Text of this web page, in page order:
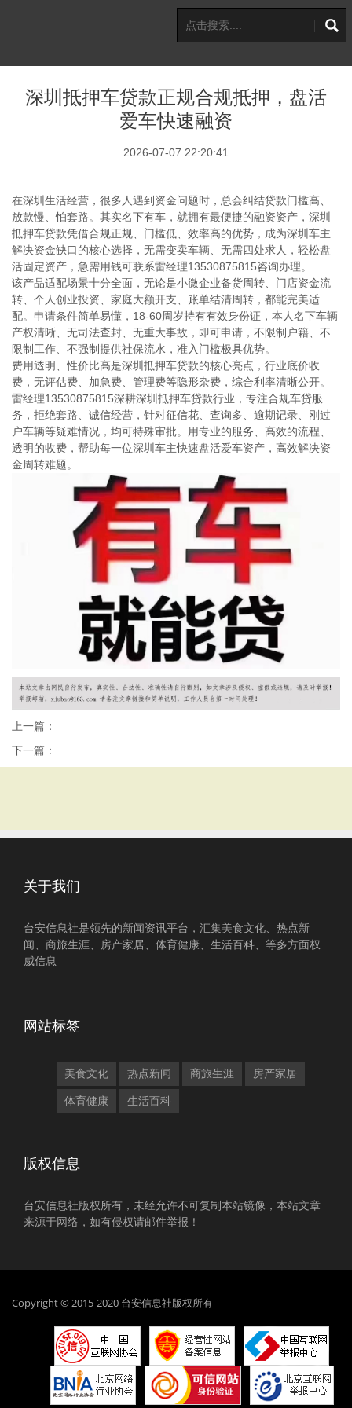
深圳抵押车贷款正规合规抵押，盘活
爱车快速融资
2026-07-07 22:20:41
在深圳生活经营，很多人遇到资金问题时，总会纠结贷款门槛高、
放款慢、怕套路。其实名下有车，就拥有最便捷的融资资产，深圳
抵押车贷款凭借合规正规、门槛低、效率高的优势，成为深圳车主
解决资金缺口的核心选择，无需变卖车辆、无需四处求人，轻松盘
活固定资产，急需用钱可联系雷经理13530875815咨询办理。
该产品适配场景十分全面，无论是小微企业备货周转、门店资金流
转、个人创业投资、家庭大额开支、账单结清周转，都能完美适
配。申请条件简单易懂，18-60周岁持有有效身份证，本人名下车辆
产权清晰、无司法查封、无重大事故，即可申请，不限制户籍、不
限制工作、不强制提供社保流水，准入门槛极具优势。
费用透明、性价比高是深圳抵押车贷款的核心亮点，行业底价收
费，无评估费、加急费、管理费等隐形杂费，综合利率清晰公开。
雷经理13530875815深耕深圳抵押车贷款行业，专注合规车贷服
务，拒绝套路、诚信经营，针对征信花、查询多、逾期记录、刚过
户车辆等疑难情况，均可特殊审批。用专业的服务、高效的流程、
透明的收费，帮助每一位深圳车主快速盘活爱车资产，高效解决资
金周转难题。
上一篇：
下一篇：
关于我们
台安信息社是领先的新闻资讯平台，汇集美食文化、热点新
闻、商旅生涯、房产家居、体育健康、生活百科、等多方面权
威信息
网站标签
美食文化 热点新闻 商旅生涯 房产家居
体育健康 生活百科
版权信息
台安信息社版权所有，未经允许不可复制本站镜像，本站文章
来源于网络，如有侵权请邮件举报！
Copyright © 2015-2020 台安信息社版权所有